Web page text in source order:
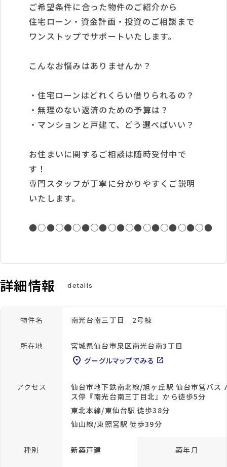
ご希望条件に合った物件のご紹介から
住宅ローン・資金計画・投資のご相談まで
ワンストップでサポートいたします。
こんなお悩みはありませんか？
・住宅ローンはどれくらい借りられるの？
・無理のない返済のための予算は？
・マンションと戸建て、どう選べばいい？
お住まいに関するご相談は随時受付中で
す！
専門スタッフが丁寧に分かりやすくご説明
いたします。
●○●○●○●○●○●○●○●○●○●○●
詳細情報 details
物件名 南光台南三丁目 2号棟
所在地 宮城県仙台市泉区南光台南3丁目
location_on グーグルマップでみる open_in_new
アクセス
仙台市地下鉄南北線/旭ヶ丘駅 仙台市営バス
ス停『南光台南三丁目北』から徒歩5分
東北本線/東仙台駅 徒歩38分
仙山線/東照宮駅 徒歩39分
種別 新築戸建 築年月